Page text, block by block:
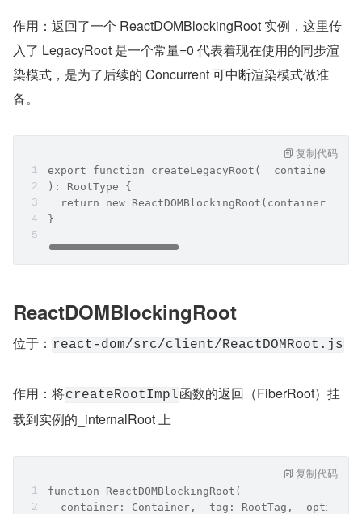
作用：返回了一个 ReactDOMBlockingRoot 实例，这里传
入了 LegacyRoot 是一个常量=0 代表着现在使用的同步渲
染模式，是为了后续的 Concurrent 可中断渲染模式做准
备。
export function createLegacyRoot(  container:
): RootType {
return new ReactDOMBlockingRoot(container,
}
复制代码
ReactDOMBlockingRoot
位于： react-dom/src/client/ReactDOMRoot.js
作用：将createRootImpl函数的返回（FiberRoot）挂
载到实例的_internalRoot 上
function ReactDOMBlockingRoot(
container: Container,  tag: RootTag,
复制代码